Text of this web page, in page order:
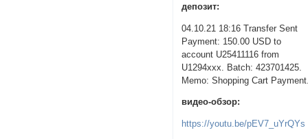
депозит:
04.10.21 18:16 Transfer Sent
Payment: 150.00 USD to
account U25411116 from
U1294xxx. Batch: 423701425.
Memo: Shopping Cart
видео-обзор:
https://youtu.be/pEV7_uYrQYs